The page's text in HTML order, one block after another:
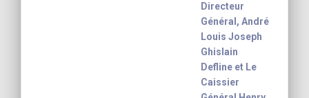
Directeur
Général, André
Louis Joseph
Ghislain
Defline et Le
Caissier